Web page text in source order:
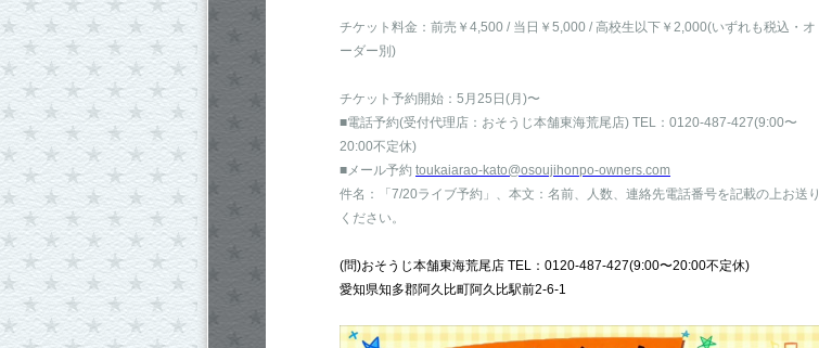
チケット料金：前売￥4,500 / 当日￥5,000 / 高校生以下￥2,000(いずれも税込・オ
ーダー別)
チケット予約開始：5月25日(月)〜
■電話予約(受付代理店：おそうじ本舗東海荒尾店) TEL：0120-487-427(9:00〜
20:00不定休)
■メール予約 toukaiarao-kato@osoujihonpo-owners.com
件名：「7/20ライブ予約」、本文：名前、人数、連絡先電話番号を記載の上お送り
ください。
(問)おそうじ本舗東海荒尾店 TEL：0120-487-427(9:00〜20:00不定休)
愛知県知多郡阿久比町阿久比駅前2-6-1